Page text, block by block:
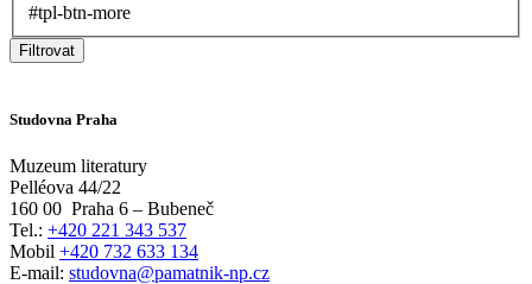
#tpl-btn-more
Filtrovat
Studovna Praha
Muzeum literatury
Pelléova 44/22
160 00 Praha 6 – Bubeneč
Tel.: +420 221 343 537
Mobil +420 732 633 134
E-mail: studovna@pamatnik-np.cz